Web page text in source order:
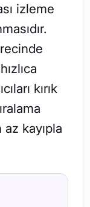
izleme
kırık
kayıpla